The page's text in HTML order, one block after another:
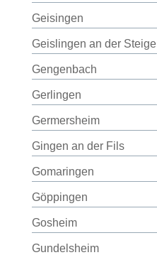
Geisingen
Geislingen an der Steige
Gengenbach
Gerlingen
Germersheim
Gingen an der Fils
Gomaringen
Göppingen
Gosheim
Gundelsheim